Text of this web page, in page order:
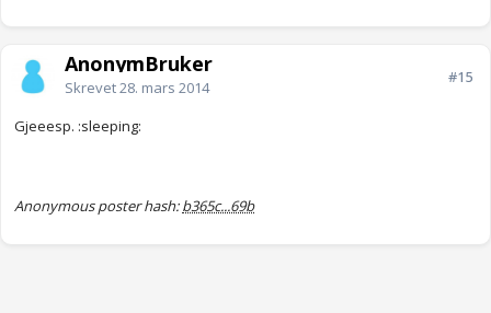
AnonymBruker
Skrevet28. mars 2014
#15
Gjeeesp. :sleeping:
Anonymous poster hash:b365c...69b